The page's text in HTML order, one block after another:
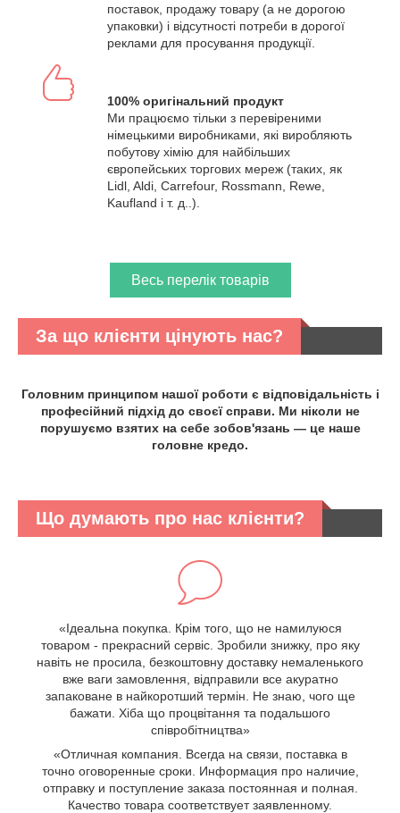
поставок, продажу товару (а не дорогою
упаковки) і відсутності потреби в дорогої
реклами для просування продукції.
100% оригінальний продукт
Ми працюємо тільки з перевіреними
німецькими виробниками, які виробляють
побутову хімію для найбільших
європейських торгових мереж (таких, як
Lidl, Aldi, Carrefour, Rossmann, Rewe,
Kaufland і т. д..).
Весь перелік товарів
За що клієнти цінують нас?
Головним принципом нашої роботи є відповідальність і
професійний підхід до своєї справи. Ми ніколи не
порушуємо взятих на себе зобов'язань ― це наше
головне кредо.
Що думають про нас клієнти?
«Ідеальна покупка. Крім того, що не намилуюся
товаром - прекрасний сервіс. Зробили знижку, про яку
навіть не просила, безкоштовну доставку немаленького
вже ваги замовлення, відправили все акуратно
запаковане в найкоротший термін. Не знаю, чого ще
бажати. Хіба що процвітання та подальшого
співробітництва»
«Отличная компания. Всегда на связи, поставка в
точно оговоренные сроки. Информация про наличие,
отправку и поступление заказа постоянная и полная.
Качество товара соответствует заявленному.